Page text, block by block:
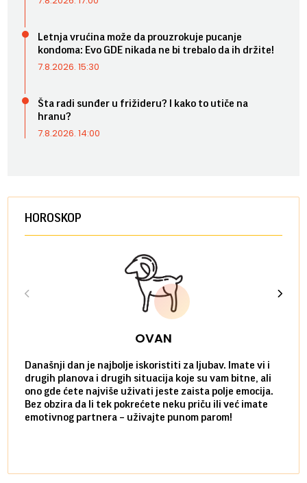
Letnja vrućina može da prouzrokuje pucanje
kondoma: Evo GDE nikada ne bi trebalo da ih držite!
7.8.2026. 15:30
Šta radi sunđer u frižideru? I kako to utiče na
hranu?
7.8.2026. 14:00
HOROSKOP
OVAN
Današnji dan je najbolje iskoristiti za ljubav. Imate vi i
drugih planova i drugih situacija koje su vam bitne, ali
ono gde ćete najviše uživati jeste zaista polje emocija.
Bez obzira da li tek pokrećete neku priču ili već imate
emotivnog partnera – uživajte punom parom!